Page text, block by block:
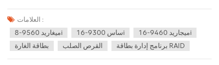
بالبرامج تحويل قسم القرص المثبت عليه نظام التشغيل إلى وضع RAID.
نظرًا لأن برنامج RAID يعمل أعلى نظام التشغيل، فلا يمكن تنفيذ وظيفة
RAID حتى يتم تمهيد نظام التشغيل. بمعنى آخر، في حالة تلف نظام
التشغيل، لن يعمل برنامج RAID، وستصبح البيانات الموجودة على القرص
مجموعة من الأشياء عديمة الفائدة. لأنه لا يمكن التعرف على البيانات
العلامات :
ميغاريد 9560-8i
ساس 9300-16i
ميجاريد 9460-16i
بطاقة الغارة
القرص الصلب برنامج إدارة بطاقة RAID